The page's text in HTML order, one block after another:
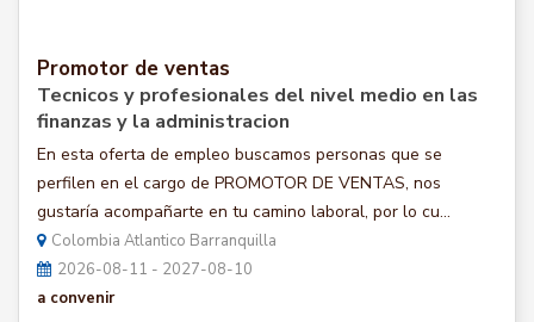
Promotor de ventas
Tecnicos y profesionales del nivel medio en las
finanzas y la administracion
En esta oferta de empleo buscamos personas que se
perfilen en el cargo de PROMOTOR DE VENTAS, nos
gustaría acompañarte en tu camino laboral, por lo cu...
Colombia Atlantico Barranquilla
2026-08-11 - 2027-08-10
a convenir